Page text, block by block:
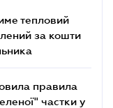
тепловий
за кошти
правила
частки у